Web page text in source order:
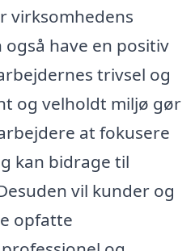
virksomhedens
have en positiv
trivsel og
og velholdt miljø gør
at fokusere
kan bidrage til
vil kunder og
opfatte